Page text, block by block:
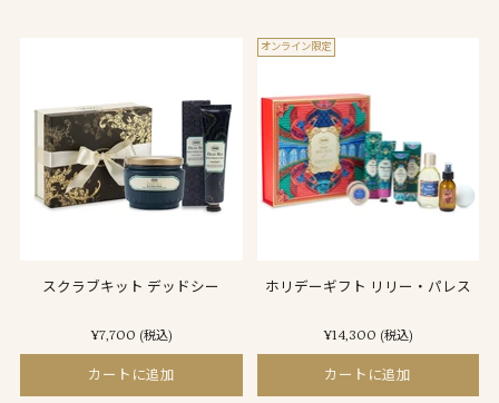
スクラブキット デッドシー
¥7,700 (税込)
カートに追加
オンライン限定
ホリデーギフト リリー・パレス
¥14,300 (税込)
カートに追加